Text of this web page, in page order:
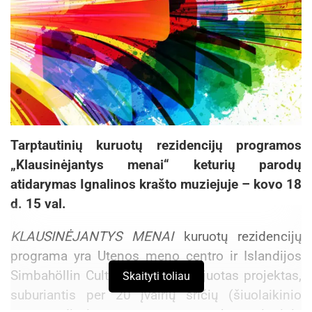
Tarptautinių kuruotų rezidencijų programos
„Klausinėjantys menai“ keturių parodų
atidarymas Ignalinos krašto muziejuje – kovo 18
d. 15 val.
KLAUSINĖJANTYS MENAIkuruotų rezidencijų
programa yra Utenos meno centro ir Islandijos
Simbahöllin Cultural Venue inicijuotas projektas,
suburiantis per 20 įvairių sričių (šiuolaikinio
Skaityti toliau